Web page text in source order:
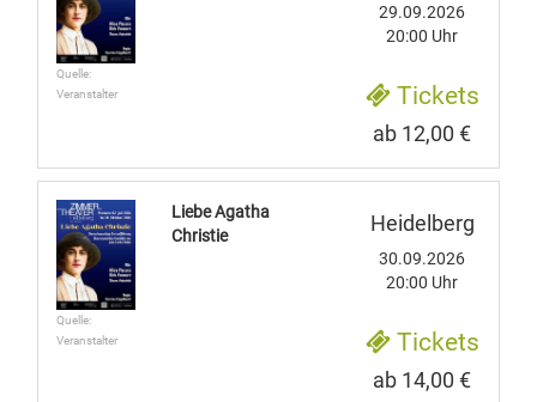
Quelle:
Veranstalter
29.09.2026
20:00 Uhr
Tickets
ab 12,00 €
Quelle:
Veranstalter
Liebe Agatha
Christie
Heidelberg
30.09.2026
20:00 Uhr
Tickets
ab 14,00 €